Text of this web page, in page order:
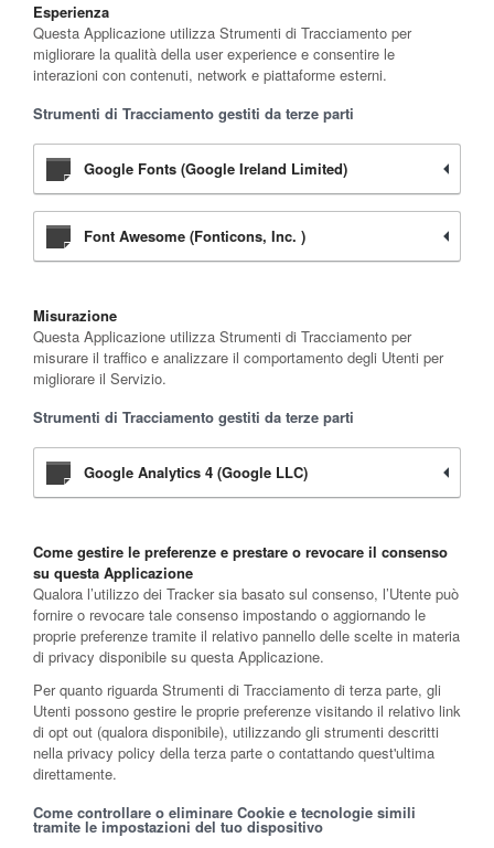
Esperienza
Questa Applicazione utilizza Strumenti di Tracciamento per
migliorare la qualità della user experience e consentire le
interazioni con contenuti, network e piattaforme esterni.
Strumenti di Tracciamento gestiti da terze parti
Google Fonts (Google Ireland Limited)
Font Awesome (Fonticons, Inc. )
Misurazione
Questa Applicazione utilizza Strumenti di Tracciamento per
misurare il traffico e analizzare il comportamento degli Utenti per
migliorare il Servizio.
Strumenti di Tracciamento gestiti da terze parti
Google Analytics 4 (Google LLC)
Come gestire le preferenze e prestare o revocare il consenso
su questa Applicazione
Qualora l’utilizzo dei Tracker sia basato sul consenso, l’Utente può
fornire o revocare tale consenso impostando o aggiornando le
proprie preferenze tramite il relativo pannello delle scelte in materia
di privacy disponibile su questa Applicazione.
Per quanto riguarda Strumenti di Tracciamento di terza parte, gli
Utenti possono gestire le proprie preferenze visitando il relativo link
di opt out (qualora disponibile), utilizzando gli strumenti descritti
nella privacy policy della terza parte o contattando quest'ultima
direttamente.
Come controllare o eliminare Cookie e tecnologie simili
tramite le impostazioni del tuo dispositivo